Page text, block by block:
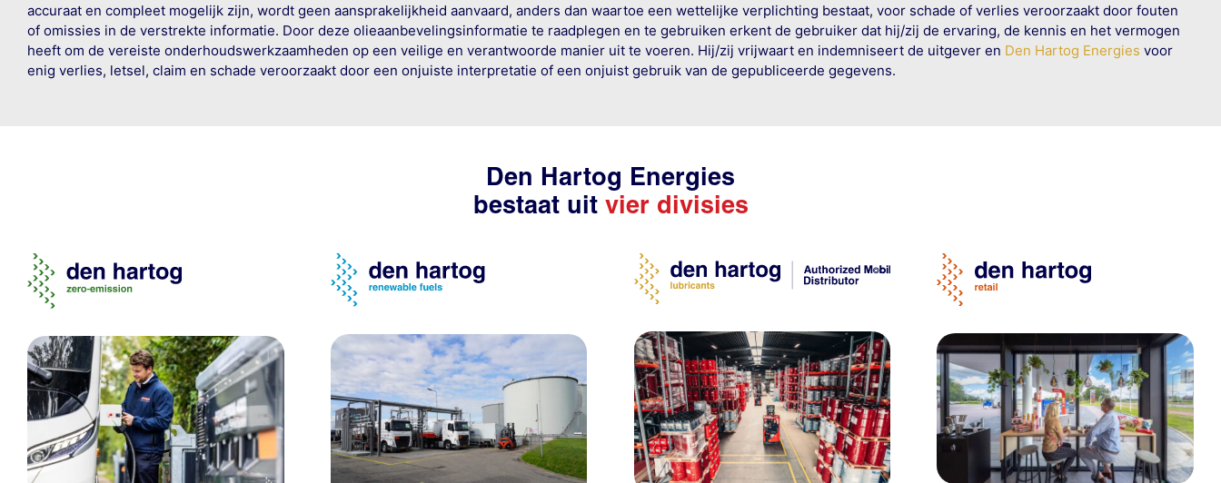
accuraat en compleet mogelijk zijn, wordt geen aansprakelijkheid aanvaard, anders dan waartoe een wettelijke verplichting bestaat, voor schade of verlies veroorzaakt door fouten
of omissies in de verstrekte informatie. Door deze olieaanbevelingsinformatie te raadplegen en te gebruiken erkent de gebruiker dat hij/zij de ervaring, de kennis en het vermogen
heeft om de vereiste onderhoudswerkzaamheden op een veilige en verantwoorde manier uit te voeren. Hij/zij vrijwaart en indemniseert de uitgever en Den Hartog Energies voor
enig verlies, letsel, claim en schade veroorzaakt door een onjuiste interpretatie of een onjuist gebruik van de gepubliceerde gegevens.
Den Hartog Energies
bestaat uit vier divisies